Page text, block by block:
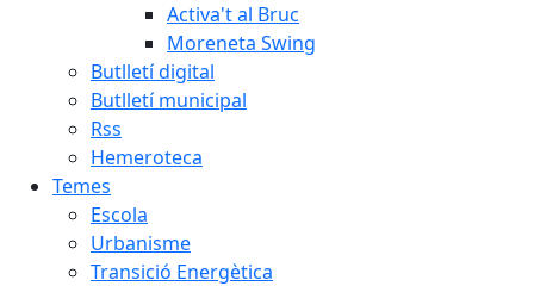
Activa't al Bruc
Moreneta Swing
Butlletí digital
Butlletí municipal
Rss
Hemeroteca
Temes
Escola
Urbanisme
Transició Energètica